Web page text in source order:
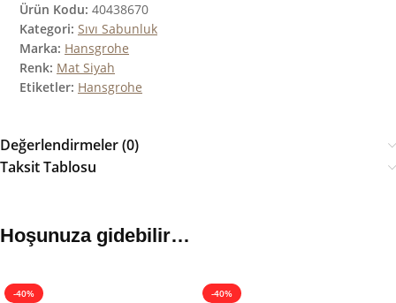
Ürün Kodu: 40438670
Kategori: Sıvı Sabunluk
Marka: Hansgrohe
Renk: Mat Siyah
Etiketler: Hansgrohe
Değerlendirmeler (0)
Taksit Tablosu
Hoşunuza gidebilir…
-40% -40%